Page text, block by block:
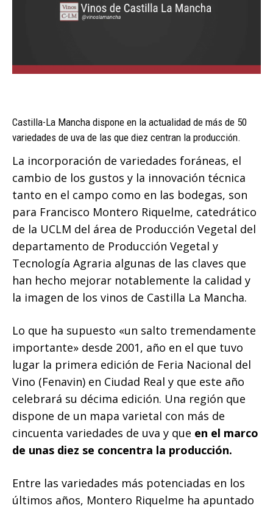
Castilla-La Mancha dispone en la actualidad de más de 50
variedades de uva de las que diez centran la producción.
La incorporación de variedades foráneas, el
cambio de los gustos y la innovación técnica
tanto en el campo como en las bodegas, son
para Francisco Montero Riquelme, catedrático
de la UCLM del área de Producción Vegetal del
departamento de Producción Vegetal y
Tecnología Agraria algunas de las claves que
han hecho mejorar notablemente la calidad y
la imagen de los vinos de Castilla La Mancha.
Lo que ha supuesto «un salto tremendamente
importante» desde 2001, año en el que tuvo
lugar la primera edición de Feria Nacional del
Vino (Fenavin) en Ciudad Real y que este año
celebrará su décima edición. Una región que
dispone de un mapa varietal con más de
cincuenta variedades de uva y que en el marco
de unas diez se concentra la producción.
Entre las variedades más potenciadas en los
últimos años, Montero Riquelme ha apuntado